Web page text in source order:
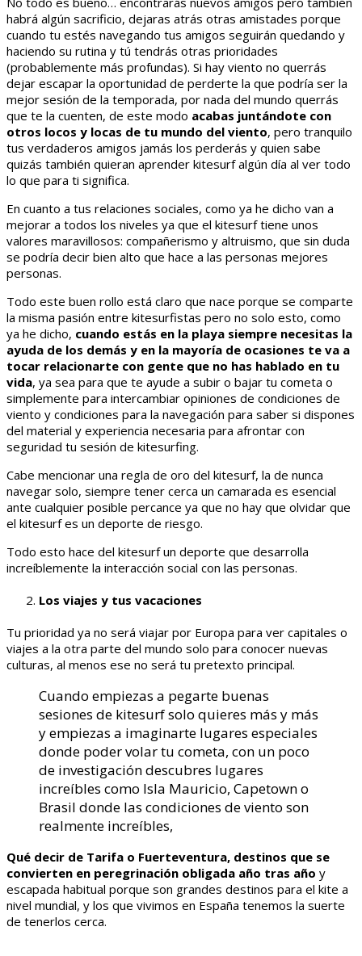
habrá algún sacrificio, dejaras atrás otras amistades porque
cuando tu estés navegando tus amigos seguirán quedando y
haciendo su rutina y tú tendrás otras prioridades
(probablemente más profundas). Si hay viento no querrás
dejar escapar la oportunidad de perderte la que podría ser la
mejor sesión de la temporada, por nada del mundo querrás
que te la cuenten, de este modo acabas juntándote con
otros locos y locas de tu mundo del viento, pero tranquilo
tus verdaderos amigos jamás los perderás y quien sabe
quizás también quieran aprender kitesurf algún día al ver todo
lo que para ti significa.
En cuanto a tus relaciones sociales, como ya he dicho van a
mejorar a todos los niveles ya que el kitesurf tiene unos
valores maravillosos: compañerismo y altruismo, que sin duda
se podría decir bien alto que hace a las personas mejores
personas.
Todo este buen rollo está claro que nace porque se comparte
la misma pasión entre kitesurfistas pero no solo esto, como
ya he dicho, cuando estás en la playa siempre necesitas la
ayuda de los demás y en la mayoría de ocasiones te va a
tocar relacionarte con gente que no has hablado en tu
vida, ya sea para que te ayude a subir o bajar tu cometa o
simplemente para intercambiar opiniones de condiciones de
viento y condiciones para la navegación para saber si dispones
del material y experiencia necesaria para afrontar con
seguridad tu sesión de kitesurfing.
Cabe mencionar una regla de oro del kitesurf, la de nunca
navegar solo, siempre tener cerca un camarada es esencial
ante cualquier posible percance ya que no hay que olvidar que
el kitesurf es un deporte de riesgo.
Todo esto hace del kitesurf un deporte que desarrolla
increíblemente la interacción social con las personas.
Los viajes y tus vacaciones
Tu prioridad ya no será viajar por Europa para ver capitales o
viajes a la otra parte del mundo solo para conocer nuevas
culturas, al menos ese no será tu pretexto principal.
Cuando empiezas a pegarte buenas
sesiones de kitesurf solo quieres más y más
y empiezas a imaginarte lugares especiales
donde poder volar tu cometa, con un poco
de investigación descubres lugares
increíbles como Isla Mauricio, Capetown o
Brasil donde las condiciones de viento son
realmente increíbles,
Qué decir de Tarifa o Fuerteventura, destinos que se
convierten en peregrinación obligada año tras año y
escapada habitual porque son grandes destinos para el kite a
nivel mundial, y los que vivimos en España tenemos la suerte
de tenerlos cerca.